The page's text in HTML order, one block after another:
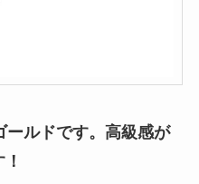
ルドです。高級感が